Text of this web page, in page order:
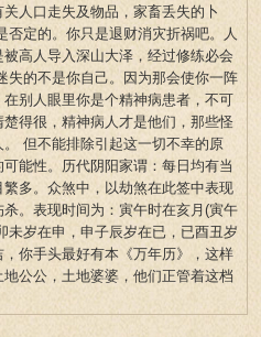
人口走失及物品，家畜丢失的卜
否定的。你只是退财消灾折祸吧。人
高人导入深山大泽，经过修练必会
失的不是你自己。因为那会使你一阵
别人眼里你是个精神病患者，不可
得很，精神病人才是他们，那些怪
但不能排除引起这一切不幸的原
能性。历代阴阳家谓：每日均有当
多。众煞中，以劫煞在此签中表现
。表现时间为：寅午时在亥月(寅午
未岁在申，申子辰岁在已，已酉丑岁
你手头最好有本《万年历》，这样
公公，土地婆婆，他们正管着这档